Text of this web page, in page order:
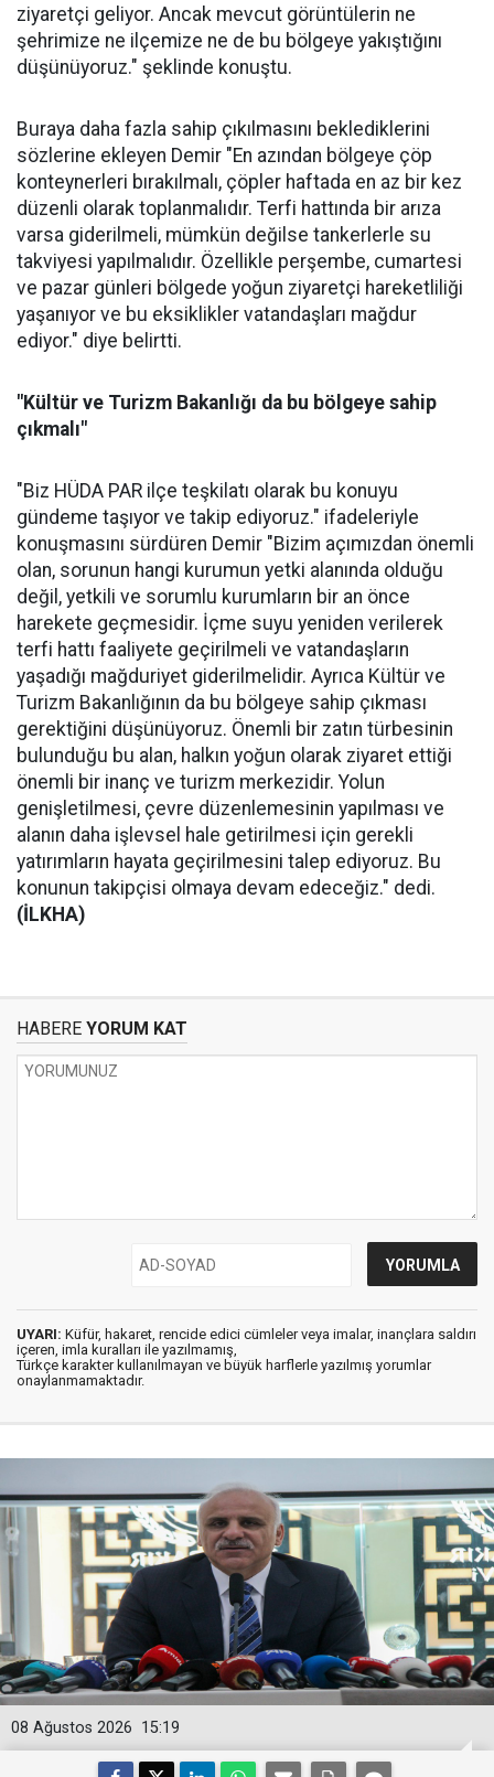
ziyaretçi geliyor. Ancak mevcut görüntülerin ne
şehrimize ne ilçemize ne de bu bölgeye yakıştığını
düşünüyoruz." şeklinde konuştu.
Buraya daha fazla sahip çıkılmasını beklediklerini
sözlerine ekleyen Demir "En azından bölgeye çöp
konteynerleri bırakılmalı, çöpler haftada en az bir kez
düzenli olarak toplanmalıdır. Terfi hattında bir arıza
varsa giderilmeli, mümkün değilse tankerlerle su
takviyesi yapılmalıdır. Özellikle perşembe, cumartesi
ve pazar günleri bölgede yoğun ziyaretçi hareketliliği
yaşanıyor ve bu eksiklikler vatandaşları mağdur
ediyor." diye belirtti.
"Kültür ve Turizm Bakanlığı da bu bölgeye sahip
çıkmalı"
"Biz HÜDA PAR ilçe teşkilatı olarak bu konuyu
gündeme taşıyor ve takip ediyoruz." ifadeleriyle
konuşmasını sürdüren Demir "Bizim açımızdan önemli
olan, sorunun hangi kurumun yetki alanında olduğu
değil, yetkili ve sorumlu kurumların bir an önce
harekete geçmesidir. İçme suyu yeniden verilerek
terfi hattı faaliyete geçirilmeli ve vatandaşların
yaşadığı mağduriyet giderilmelidir. Ayrıca Kültür ve
Turizm Bakanlığının da bu bölgeye sahip çıkması
gerektiğini düşünüyoruz. Önemli bir zatın türbesinin
bulunduğu bu alan, halkın yoğun olarak ziyaret ettiği
önemli bir inanç ve turizm merkezidir. Yolun
genişletilmesi, çevre düzenlemesinin yapılması ve
alanın daha işlevsel hale getirilmesi için gerekli
yatırımların hayata geçirilmesini talep ediyoruz. Bu
konunun takipçisi olmaya devam edeceğiz." dedi.
(İLKHA)
HABERE YORUM KAT
UYARI: Küfür, hakaret, rencide edici cümleler veya imalar, inançlara saldırı
içeren, imla kuralları ile yazılmamış,
Türkçe karakter kullanılmayan ve büyük harflerle yazılmış yorumlar
onaylanmamaktadır.
15:19
08 Ağustos 2026